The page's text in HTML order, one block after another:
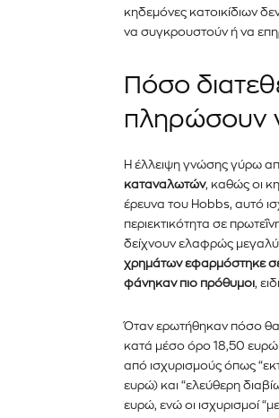
κηδεμόνες κατοικίδιων
να συγκρουστούν ή να
Πόσο
πληρώσουν
Η έλλειψη γνώσης γύρω
καταναλωτών, καθώς οι
έρευνα του Hobbs, αυτό
περιεκτικότητα σε
δείχνουν ελαφρώς
χρημάτων εφαρμόστηκε σε
φάνηκαν πιο πρόθυμοι,
Όταν ερωτήθηκαν πόσο
κατά μέσο όρο 18,50 ευρώ
από ισχυρισμούς όπως
ευρώ) και “ελεύθερη
ευρώ, ενώ οι ισχυρισμοί